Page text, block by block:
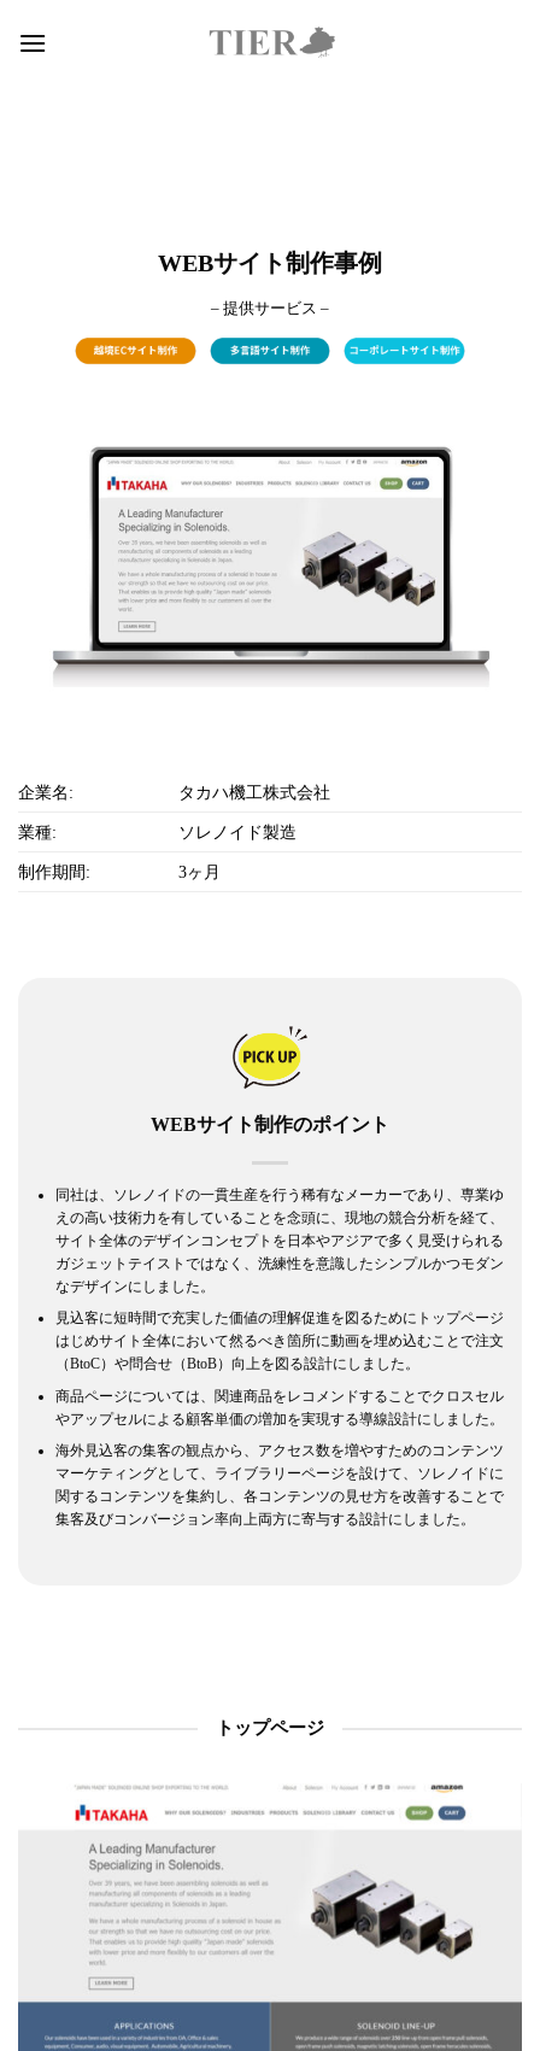
WEBサイト制作事例
– 提供サービス –
企業名: タカハ機工株式会社
業種: ソレノイド製造
制作期間: 3ヶ月
WEBサイト制作のポイント
同社は、ソレノイドの一貫生産を行う稀有なメーカーであり、専業ゆ
えの高い技術力を有していることを念頭に、現地の競合分析を経て、
サイト全体のデザインコンセプトを日本やアジアで多く見受けられる
ガジェットテイストではなく、洗練性を意識したシンプルかつモダン
なデザインにしました。
見込客に短時間で充実した価値の理解促進を図るためにトップページ
はじめサイト全体において然るべき箇所に動画を埋め込むことで注文
（BtoC）や問合せ（BtoB）向上を図る設計にしました。
商品ページについては、関連商品をレコメンドすることでクロスセル
やアップセルによる顧客単価の増加を実現する導線設計にしました。
海外見込客の集客の観点から、アクセス数を増やすためのコンテンツ
マーケティングとして、ライブラリーページを設けて、ソレノイドに
関するコンテンツを集約し、各コンテンツの見せ方を改善することで
集客及びコンバージョン率向上両方に寄与する設計にしました。
トップページ